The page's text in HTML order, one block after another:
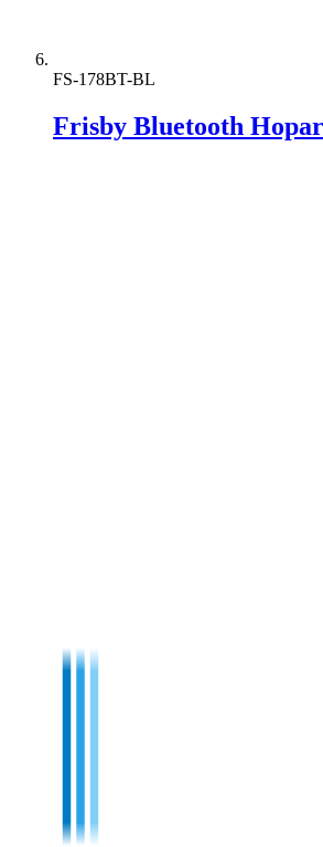
FS-178BT-BL
Frisby Bluetooth